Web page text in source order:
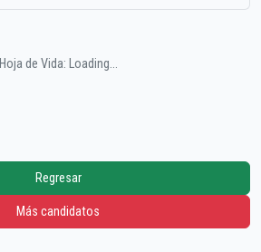
Hoja de Vida: Loading...
Regresar
Más candidatos